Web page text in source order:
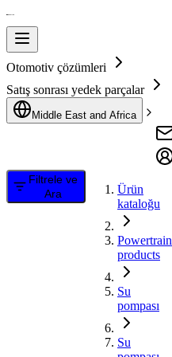
Otomotiv çözümleri
Satış sonrası yedek parçalar
Middle East and Africa
Filtrele ve
Ara
Ürün
kataloğu
Powertrain
products
Su
pompası
Su